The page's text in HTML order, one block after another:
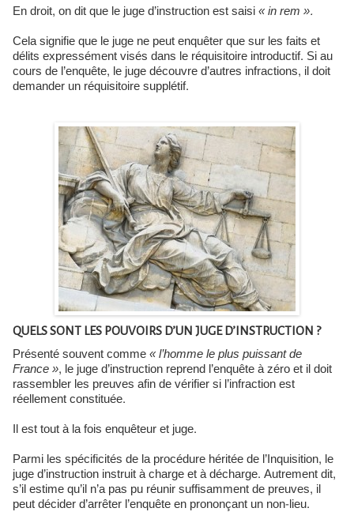
En droit, on dit que le juge d’instruction est saisi« in rem ».
Cela signifie que le juge ne peut enquêter que sur les faits et
délits expressément visés dans le réquisitoire introductif. Si au
cours de l’enquête, le juge découvre d’autres infractions, il doit
demander un réquisitoire supplétif.
QUELS SONT LES POUVOIRS D’UN JUGE D’INSTRUCTION ?
Présenté souvent comme« l’homme le plus puissant de
France », le juge d’instruction reprend l’enquête à zéro et il doit
rassembler les preuves afin de vérifier si l’infraction est
réellement constituée.
Il est tout à la fois enquêteur et juge.
Parmi les spécificités de la procédure héritée de l’Inquisition, le
juge d’instruction instruit à charge et à décharge. Autrement dit,
s’il estime qu’il n’a pas pu réunir suffisamment de preuves, il
peut décider d’arrêter l’enquête en prononçant un non-lieu.